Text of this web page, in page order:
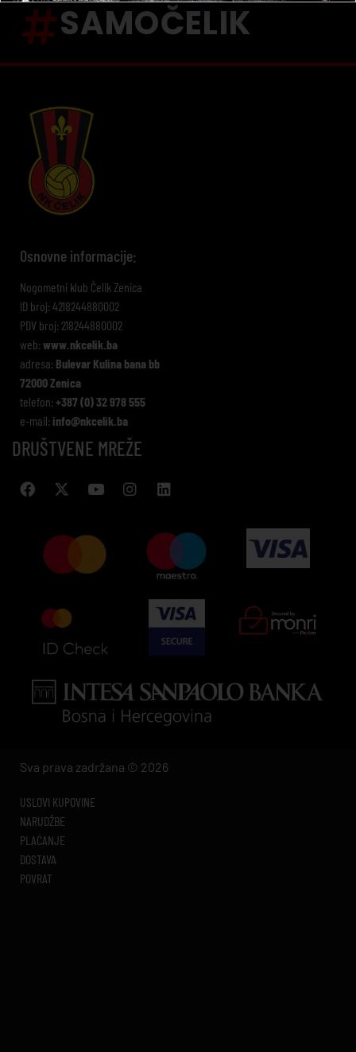
SAMOČELIK
Osnovne informacije:
Nogometni klub Čelik Zenica
ID broj: 4218244880002
PDV broj: 218244880002
web: www.nkcelik.ba
adresa: Bulevar Kulina bana bb
72000 Zenica
telefon: +387 (0) 32 978 555
e-mail: info@nkcelik.ba
DRUŠTVENE MREŽE
Sva prava zadržana © 2026
USLOVI KUPOVINE
NARUDŽBE
PLAĆANJE
DOSTAVA
POVRAT